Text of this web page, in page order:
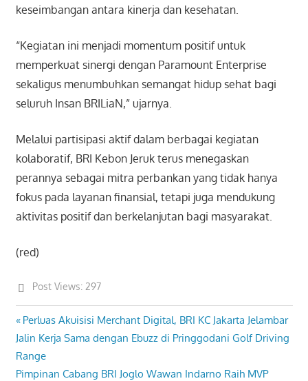
keseimbangan antara kinerja dan kesehatan.
“Kegiatan ini menjadi momentum positif untuk
memperkuat sinergi dengan Paramount Enterprise
sekaligus menumbuhkan semangat hidup sehat bagi
seluruh Insan BRILiaN,” ujarnya.
Melalui partisipasi aktif dalam berbagai kegiatan
kolaboratif, BRI Kebon Jeruk terus menegaskan
perannya sebagai mitra perbankan yang tidak hanya
fokus pada layanan finansial, tetapi juga mendukung
aktivitas positif dan berkelanjutan bagi masyarakat.
(red)
Post Views: 297
Post
navigation
Previous
Post:
Perluas Akuisisi Merchant Digital, BRI KC Jakarta Jelambar
Jalin Kerja Sama dengan Ebuzz di Pringgodani Golf Driving
Range
Next
Pimpinan Cabang BRI Joglo Wawan Indarno Raih MVP